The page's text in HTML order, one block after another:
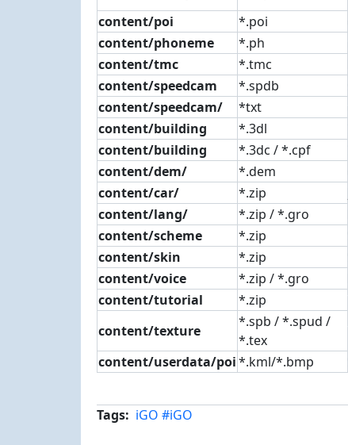
content/poi *.poi
content/phoneme
*.ph
content/tmc
*.tmc
content/speedcam
*.spdb
content/speedcam/
*txt
content/building
*.3dl
content/building
*.3dc / *.cpf
content/dem/
*.dem
content/car/
*.zip
content/lang/
*.zip / *.gro
content/scheme
*.zip
content/skin
*.zip
content/voice
*.zip / *.gro
content/tutorial
*.zip
content/texture
*.spb / *.spud /
*.tex
content/userdata/poi*.kml/*.bmp
Tags iGO #iGO